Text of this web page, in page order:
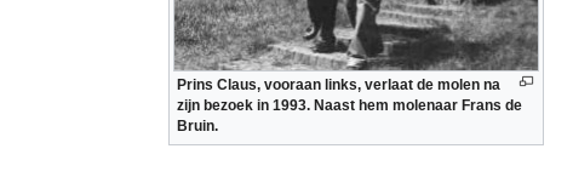
Prins Claus, vooraan links, verlaat de molen na
zijn bezoek in 1993. Naast hem molenaar Frans de
Bruin.